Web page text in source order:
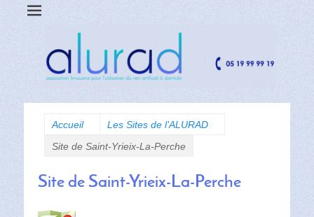
Accueil
Les Sites de l’ALURAD
Site de Saint-Yrieix-La-Perche
Site de Saint-Yrieix-La-Perche